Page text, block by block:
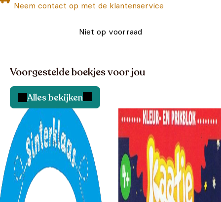
Neem contact op met de klantenservice
Niet op voorraad
Voorgestelde boekjes voor jou
Alles bekijken